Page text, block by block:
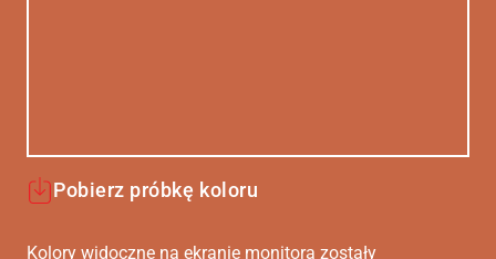
Pobierz próbkę koloru
Kolory widoczne na ekranie monitora zostały